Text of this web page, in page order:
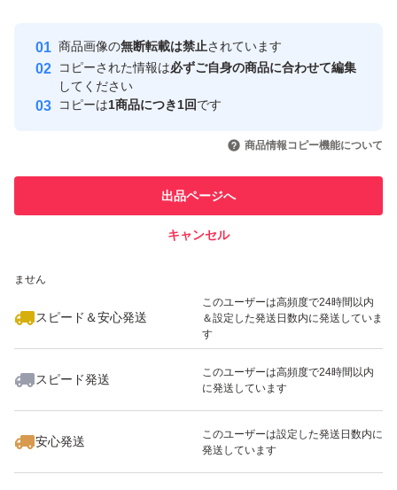
安心取引出品者
心・安全なユーザーです
取引実績
引を完了させた実績があります
での取引実績があります
ません
スピード＆安心発送
このユーザーは高頻度で24時間以内
＆設定した発送日数内に発送していま
す
スピード発送
このユーザーは高頻度で24時間以内
に発送しています
安心発送
このユーザーは設定した発送日数内に
発送しています
商品画像の無断転載は禁止されています
コピーされた情報は必ずご自身の商品に合わせて編集
してください
コピーは1商品につき1回です
商品情報コピー機能について
出品ページへ
キャンセル
いいね！
2,000